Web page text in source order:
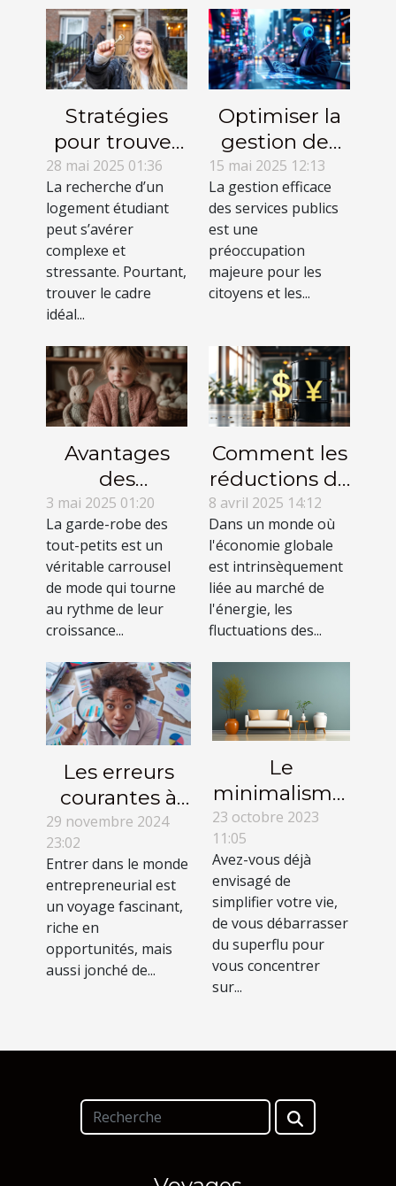
Stratégies
pour trouver
le logement
idéal pour
étudiants
28 mai 2025 01:36
La recherche d’un
logement étudiant
peut s’avérer
complexe et
stressante. Pourtant,
trouver le cadre
idéal...
Optimiser la
gestion des
services
publics à
travers le
conseil
spécialisé
15 mai 2025 12:13
La gestion efficace
des services publics
est une
préoccupation
majeure pour les
citoyens et les...
Avantages
des
vêtements de
seconde
main pour
bébés filles
3 mai 2025 01:20
La garde-robe des
tout-petits est un
véritable carrousel
de mode qui tourne
au rythme de leur
croissance...
Comment les
réductions de
prix du
pétrole
influencent
l'économie
asiatique
8 avril 2025 14:12
Dans un monde où
l'économie globale
est intrinsèquement
liée au marché de
l'énergie, les
fluctuations des...
Les erreurs
courantes à
éviter lors
d'une étude
de marché
pour
nouveaux
entrepreneurs
29 novembre 2024
23:02
Entrer dans le monde
entrepreneurial est
un voyage fascinant,
riche en
opportunités, mais
aussi jonché de...
Le
minimalisme,
un mode de
vie à adopter
?
23 octobre 2023
11:05
Avez-vous déjà
envisagé de
simplifier votre vie,
de vous débarrasser
du superflu pour
vous concentrer
sur...